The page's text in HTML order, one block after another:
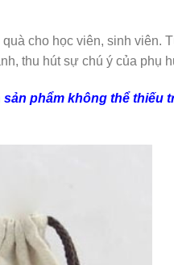
cho học viên, sinh viên.
thu hút sự chú ý của phụ
sản phẩm không thể thiếu